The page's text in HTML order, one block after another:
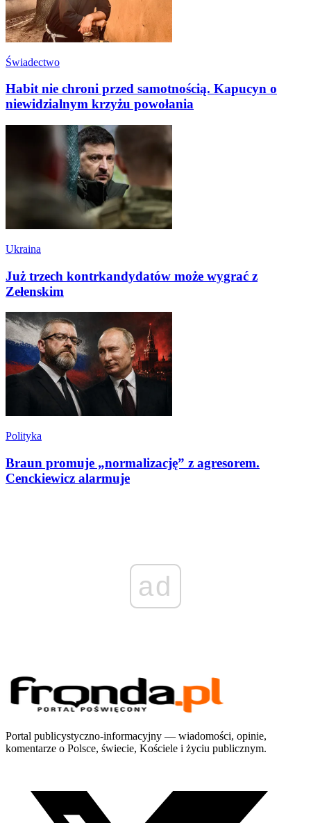
Świadectwo
Habit nie chroni przed samotnością. Kapucyn o
niewidzialnym krzyżu powołania
Ukraina
Już trzech kontrkandydatów może wygrać z
Zełenskim
Polityka
Braun promuje „normalizację” z agresorem.
Cenckiewicz alarmuje
ad
Portal publicystyczno-informacyjny — wiadomości, opinie,
komentarze o Polsce, świecie, Kościele i życiu publicznym.